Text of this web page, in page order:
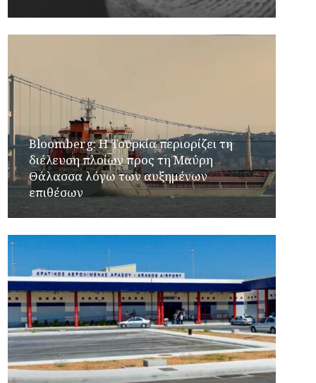
Bloomberg: Η Τουρκία περιορίζει τη
διέλευση πλοίων προς τη Μαύρη
Θάλασσα λόγω των αυξημένων
επιθέσων